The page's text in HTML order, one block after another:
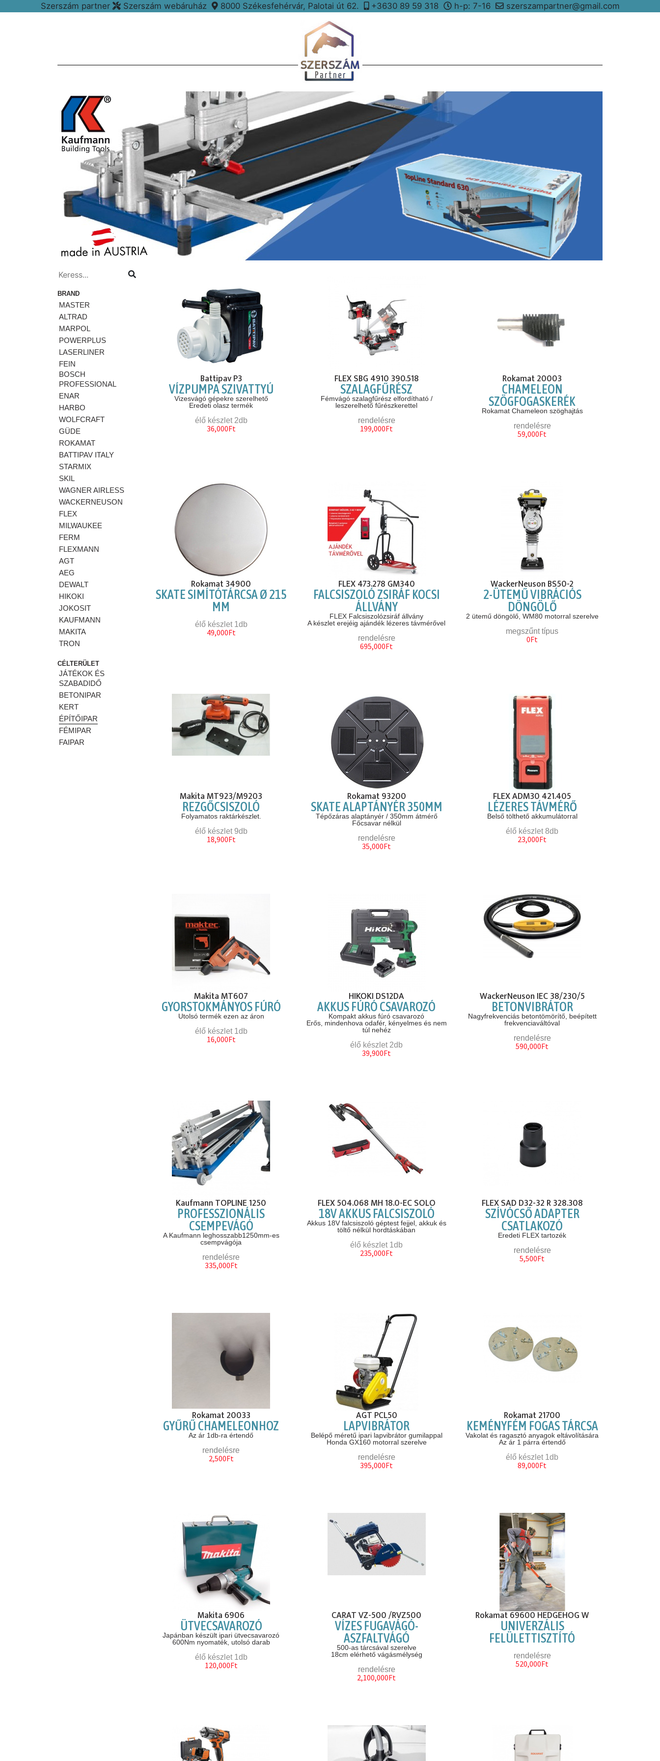
Szerszám partner Szerszám webáruház 8000 Székesfehérvár, Palotai út 62. +3630 89 59 318 h-p: 7-16 szerszampartner@gmail.com
BRAND
MASTER
ALTRAD
MARPOL
POWERPLUS
LASERLINER
FEIN
BOSCH
PROFESSIONAL
ENAR
HARBO
WOLFCRAFT
GÜDE
ROKAMAT
BATTIPAV ITALY
STARMIX
SKIL
WAGNER AIRLESS
WACKERNEUSON
FLEX
MILWAUKEE
FERM
FLEXMANN
AGT
AEG
DEWALT
HIKOKI
JOKOSIT
KAUFMANN
MAKITA
TRON
CÉLTERÜLET
JÁTÉKOK ÉS
SZABADIDŐ
BETONIPAR
KERT
ÉPÍTŐIPAR
FÉMIPAR
FAIPAR
Battipav P3
VÍZPUMPA SZIVATTYÚ
Vizesvágó gépekre szerelhető
Eredeti olasz termék
élő készlet 2db
36,000Ft
FLEX SBG 4910 390.518
SZALAGFŰRÉSZ
Fémvágó szalagfűrész elfordítható /
leszerelhető fűrészkerettel
rendelésre
199,000Ft
Rokamat 20003
CHAMELEON
SZÖGFOGASKERÉK
Rokamat Chameleon szöghajtás
rendelésre
59,000Ft
Rokamat 34900
SKATE SIMÍTÓTÁRCSA Ø 215
MM
élő készlet 1db
49,000Ft
FLEX 473.278 GM340
FALCSISZOLÓ ZSIRÁF KOCSI
ÁLLVÁNY
FLEX Falcsiszolózsiráf állvány
A készlet erejéig ajándék lézeres távmérővel
rendelésre
695,000Ft
WackerNeuson BS50-2
2-ÜTEMŰ VIBRÁCIÓS
DÖNGÖLŐ
2 ütemű döngölő, WM80 motorral szerelve
megszűnt típus
0Ft
Makita MT923/M9203
REZGŐCSISZOLÓ
Folyamatos raktárkészlet.
élő készlet 9db
18,900Ft
Rokamat 93200
SKATE ALAPTÁNYÉR 350MM
Tépőzáras alaptányér / 350mm átmérő
Főcsavar nélkül
rendelésre
35,000Ft
FLEX ADM30 421.405
LÉZERES TÁVMÉRŐ
Belső tölthető akkumulátorral
élő készlet 8db
23,000Ft
Makita MT607
GYORSTOKMÁNYOS FÚRÓ
Utolsó termék ezen az áron
élő készlet 1db
16,000Ft
HIKOKI DS12DA
AKKUS FÚRÓ CSAVAROZÓ
Kompakt akkus fúró csavarozó
Erős, mindenhova odafér, kényelmes és nem
túl nehéz
élő készlet 2db
39,900Ft
WackerNeuson IEC 38/230/5
BETONVIBRÁTOR
Nagyfrekvenciás betontömörítő, beépített
frekvenciaváltóval
rendelésre
590,000Ft
Kaufmann TOPLINE 1250
PROFESSZIONÁLIS
CSEMPEVÁGÓ
A Kaufmann leghosszabb1250mm-es
csempvágója
rendelésre
335,000Ft
FLEX 504.068 MH 18.0-EC SOLO
18V AKKUS FALCSISZOLÓ
Akkus 18V falcsiszoló géptest fejjel, akkuk és
töltő nélkül hordtáskában
élő készlet 1db
235,000Ft
FLEX SAD D32-32 R 328.308
SZÍVÓCSŐ ADAPTER
CSATLAKOZÓ
Eredeti FLEX tartozék
rendelésre
5,500Ft
Rokamat 20033
GYŰRŰ CHAMELEONHOZ
Az ár 1db-ra értendő
rendelésre
2,500Ft
AGT PCL50
LAPVIBRÁTOR
Belépő méretű ipari lapvibrátor gumilappal
Honda GX160 motorral szerelve
rendelésre
395,000Ft
Rokamat 21700
KEMÉNYFÉM FOGAS TÁRCSA
Vakolat és ragasztó anyagok eltávolítására
Az ár 1 párra értendő
élő készlet 1db
89,000Ft
Makita 6906
ÜTVECSAVAROZÓ
Japánban készült ipari ütvecsavarozó
600Nm nyomaték, utolsó darab
élő készlet 1db
120,000Ft
CARAT VZ-500 /RVZ500
VÍZES FUGAVÁGÓ-
ASZFALTVÁGÓ
500-as tárcsával szerelve
18cm elérhető vágásmélység
rendelésre
2,100,000Ft
Rokamat 69600 HEDGEHOG W
UNIVERZÁLIS
FELÜLETTISZTÍTÓ
rendelésre
520,000Ft